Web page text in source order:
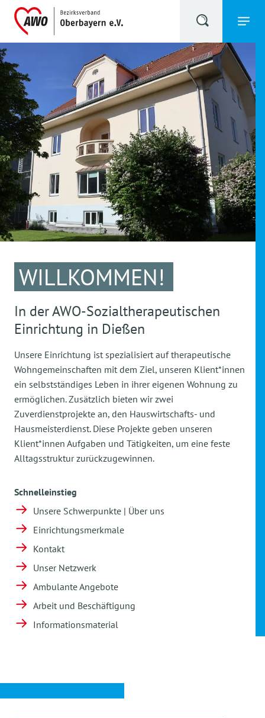
WILLKOMMEN!
In der AWO-Sozialtherapeutischen
Einrichtung in Dießen
Unsere Einrichtung ist spezialisiert auf therapeutische
Wohngemeinschaften mit dem Ziel, unseren Klient*innen
ein selbstständiges Leben in ihrer eigenen Wohnung zu
ermöglichen. Zusätzlich bieten wir zwei
Zuverdienstprojekte an, den Hauswirtschafts- und
Hausmeisterdienst. Diese Projekte geben unseren
Klient*innen Aufgaben und Tätigkeiten, um eine feste
Alltagsstruktur zurückzugewinnen.
Schnelleinstieg
Unsere Schwerpunkte | Über uns
Einrichtungsmerkmale
Kontakt
Unser Netzwerk
Ambulante Angebote
Arbeit und Beschäftigung
Informationsmaterial